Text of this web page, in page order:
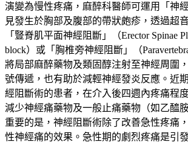
演變為慢性疼痛，麻醉科醫師可運用「神
見發生於胸部及腹部的帶狀皰疹，透過超
「豎脊肌平面神經阻斷」（Erector Spinae
block）或「胸椎旁神經阻斷」（
將局部麻醉藥物及類固醇注射至神經周圍
號傳遞，也有助於減輕神經發炎反應。近
經阻斷術的患者，在介入後四週內疼痛程
減少神經痛藥物及一般止痛藥物（如乙醯
重要的是，神經阻斷術除了改善急性疼痛
性神經痛的效果。急性期的劇烈疼痛是引